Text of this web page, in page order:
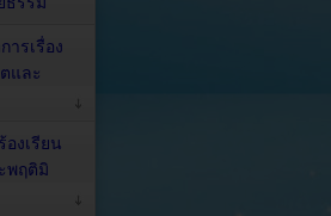
รเรื่อง
และ
องเรียน
พฤติมิ